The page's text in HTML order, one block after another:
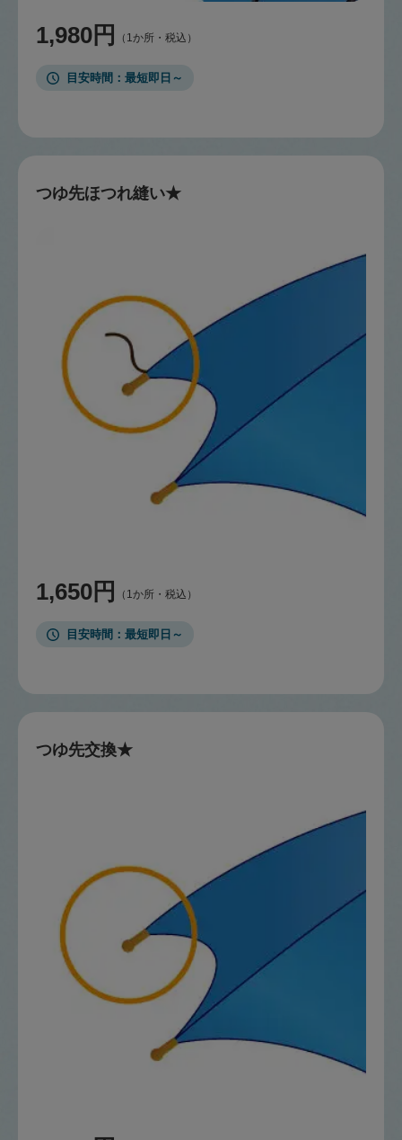
1,980円 （1か所・税込）
目安時間 最短即日～
つゆ先ほつれ縫い★
1,650円 （1か所・税込）
目安時間 最短即日～
つゆ先交換★